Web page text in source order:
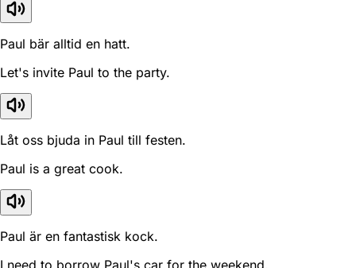
Paul bär alltid en hatt.
Let's invite Paul to the party.
Låt oss bjuda in Paul till festen.
Paul is a great cook.
Paul är en fantastisk kock.